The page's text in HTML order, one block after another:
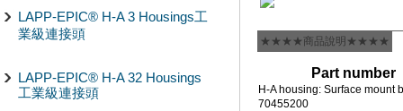
LAPP-EPIC® H-A 3 Housings工
業級連接頭
LAPP-EPIC® H-A 32 Housings
工業級連接頭
★★★★商品說明★★★★
Part number
H-A housing: Surface mount
70455200